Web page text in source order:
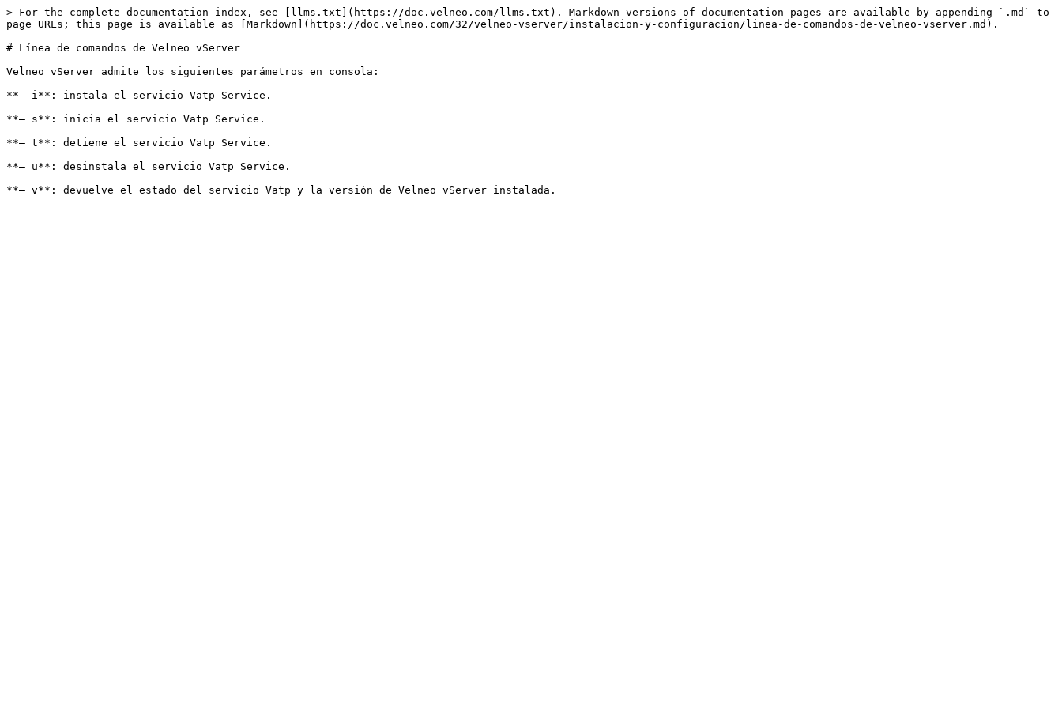
> For the complete documentation index, see [llms.txt](https://doc.velneo.com/llms.txt). Markdown versions of documentation pages are available by appending `.md` to
page URLs; this page is available as [Markdown](https://doc.velneo.com/32/velneo-vserver/instalacion-y-configuracion/linea-de-comandos-de-velneo-vserver.md).
# Línea de comandos de Velneo vServer
Velneo vServer admite los siguientes parámetros en consola:
**– i**: instala el servicio Vatp Service.
**– s**: inicia el servicio Vatp Service.
**– t**: detiene el servicio Vatp Service.
**– u**: desinstala el servicio Vatp Service.